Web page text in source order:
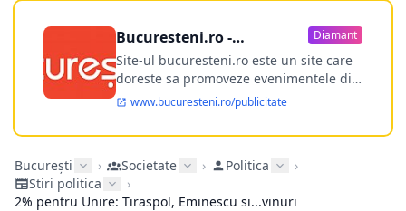
Bucuresteni.ro -
publicitate online
Diamant
Site-ul bucuresteni.ro este un site care
doreste sa promoveze evenimentele din
Bucuresti si nu numai, sa puna la
dispozitia utilizatorului cea mai
performanta harta electronica a
ofere posibilitatea firmel...
www.bucuresteni.ro/publicitate
București › Societate › Politica
›
Stiri politica
›
2% pentru Unire: Tiraspol, Eminescu si...vinuri